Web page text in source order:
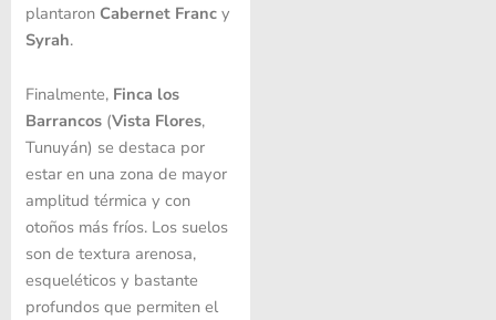
plantaron Cabernet Franc y
Syrah.
Finalmente, Finca los
Barrancos (Vista Flores,
Tunuyán) se destaca por
estar en una zona de mayor
amplitud térmica y con
otoños más fríos. Los suelos
son de textura arenosa,
esqueléticos y bastante
profundos que permiten el